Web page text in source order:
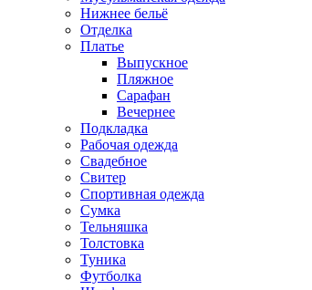
Нижнее бельё
Отделка
Платье
Выпускное
Пляжное
Сарафан
Вечернее
Подкладка
Рабочая одежда
Свадебное
Свитер
Спортивная одежда
Сумка
Тельняшка
Толстовка
Туника
Футболка